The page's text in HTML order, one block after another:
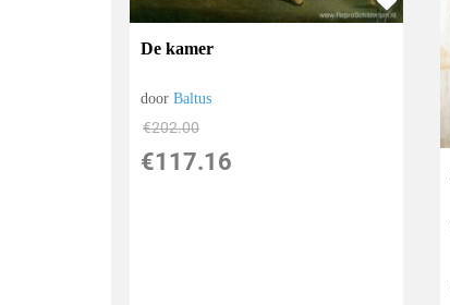
De kamer
doorBaltus
€202.00
€117.16